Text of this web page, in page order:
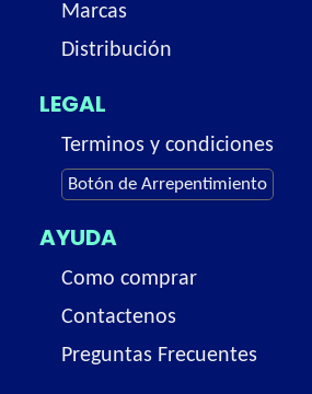
Marcas
Distribución
LEGAL
Terminos y condiciones
Botón de Arrepentimiento
AYUDA
Como comprar
Contactenos
Preguntas Frecuentes